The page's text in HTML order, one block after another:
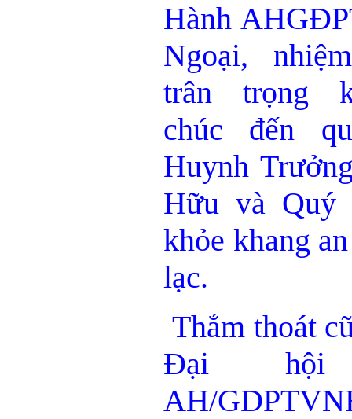
Hành
Ngoại,
trân
chúc đến
Huynh
Hữu và Quý
khỏe khang
lạc.
Thắm thoát
Đại hội
AH/